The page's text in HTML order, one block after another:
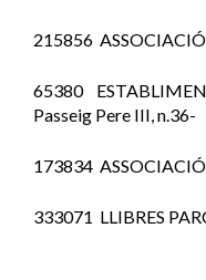
215856
65380
Passeig Pere
173834
333071 LLIBRES